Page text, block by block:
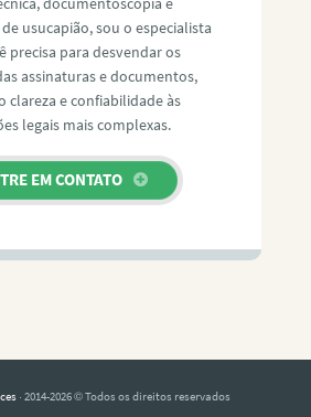
usucapião, sou o especialista
precisa para desvendar os
assinaturas e documentos,
clareza e confiabilidade às
legais mais complexas.
EM CONTATO
· 2014-2026 © Todos os direitos reservados